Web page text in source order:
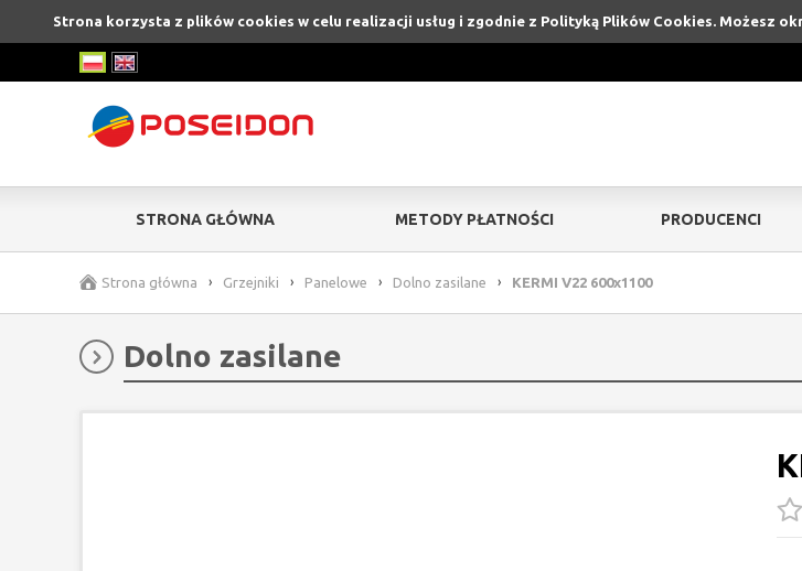
Strona korzysta z plików cookies w celu realizacji usług i zgodnie z Polityką Plików Cookies. Możesz
STRONA GŁÓWNA METODY PŁATNOŚCI PRODUCENCI
Strona główna › Grzejniki › Panelowe › Dolno zasilane › KERMI V22 600x1100
Dolno zasilane